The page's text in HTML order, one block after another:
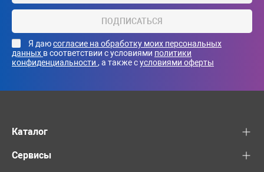
ПОДПИСАТЬСЯ
Я даюсогласие на обработку моих персональных
данных в соответствии с условиями политики
конфиденциальности , а также сусловиями оферты
Каталог
Сервисы